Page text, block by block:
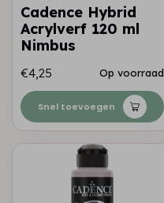
Cadence Hybrid
Acrylverf 120 ml
Nimbus
€4,25 Op voorraad
Snel toevoegen